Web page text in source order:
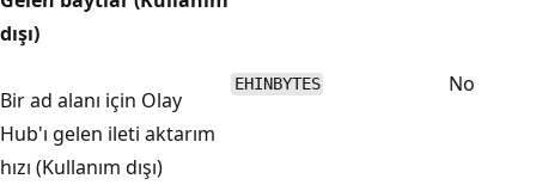
dışı)
Bir ad alanı için Olay
Hub'ı gelen ileti aktarım
hızı (Kullanım dışı)
EHINBYTES No